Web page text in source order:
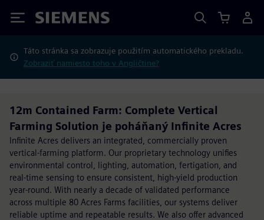
Siemens
Táto stránka sa zobrazuje použitím automatického prekladu.
Zobraziť namiesto toho v Angličtine?
12m Contained Farm: Complete Vertical
Farming Solution je poháňaný Infinite Acres
Infinite Acres delivers an integrated, commercially proven
vertical-farming platform. Our proprietary technology unifies
environmental control, lighting, automation, fertigation, and
real-time sensing to ensure consistent, high-yield production
year-round. With nearly a decade of validated performance
across multiple 80 Acres Farms facilities, our systems deliver
reliable uptime and repeatable results. We also offer advanced